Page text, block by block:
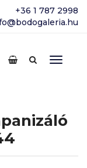
+36 1 787 2998